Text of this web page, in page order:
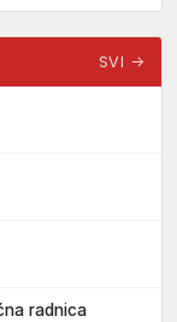
SVI →
radnica